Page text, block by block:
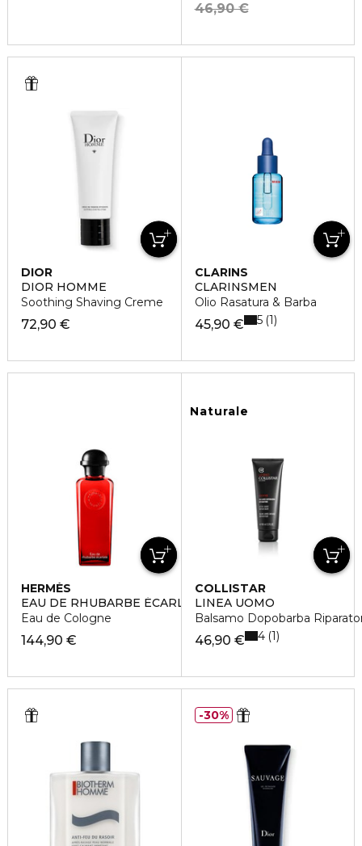
46,90 €
DIOR
DIOR HOMME
Soothing Shaving Creme
72,90 €
CLARINS
CLARINSMEN
Olio Rasatura & Barba
45,90 € 5 1
HERMÈS
EAU DE RHUBARBE ÉCARLATE
Eau de Cologne
144,90 €
Naturale
COLLISTAR
LINEA UOMO
Balsamo Dopobarba
46,90 € 4 1
30%